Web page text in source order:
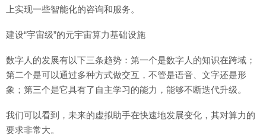
上实现一些智能化的咨询和服务。
建设“宇宙级”的元宇宙算力基础设施
数字人的发展有以下三条趋势：第一个是数字人的知识在跨域；
第二个是可以通过多种方式做交互，不管是语音、文字还是形
象；第三个是它具有了自主学习的能力，能够不断迭代升级。
我们可以看到，未来的虚拟助手在快速地发展变化，其对算力的
要求非常大。